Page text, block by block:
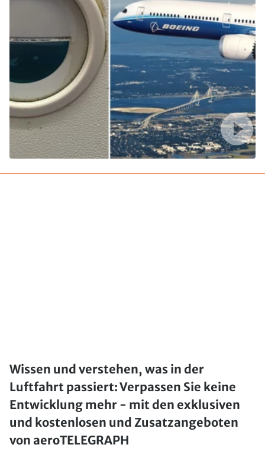
Wissen und verstehen, was in der
Luftfahrt passiert: Verpassen Sie keine
Entwicklung mehr - mit den exklusiven
und kostenlosen und Zusatzangeboten
von aeroTELEGRAPH